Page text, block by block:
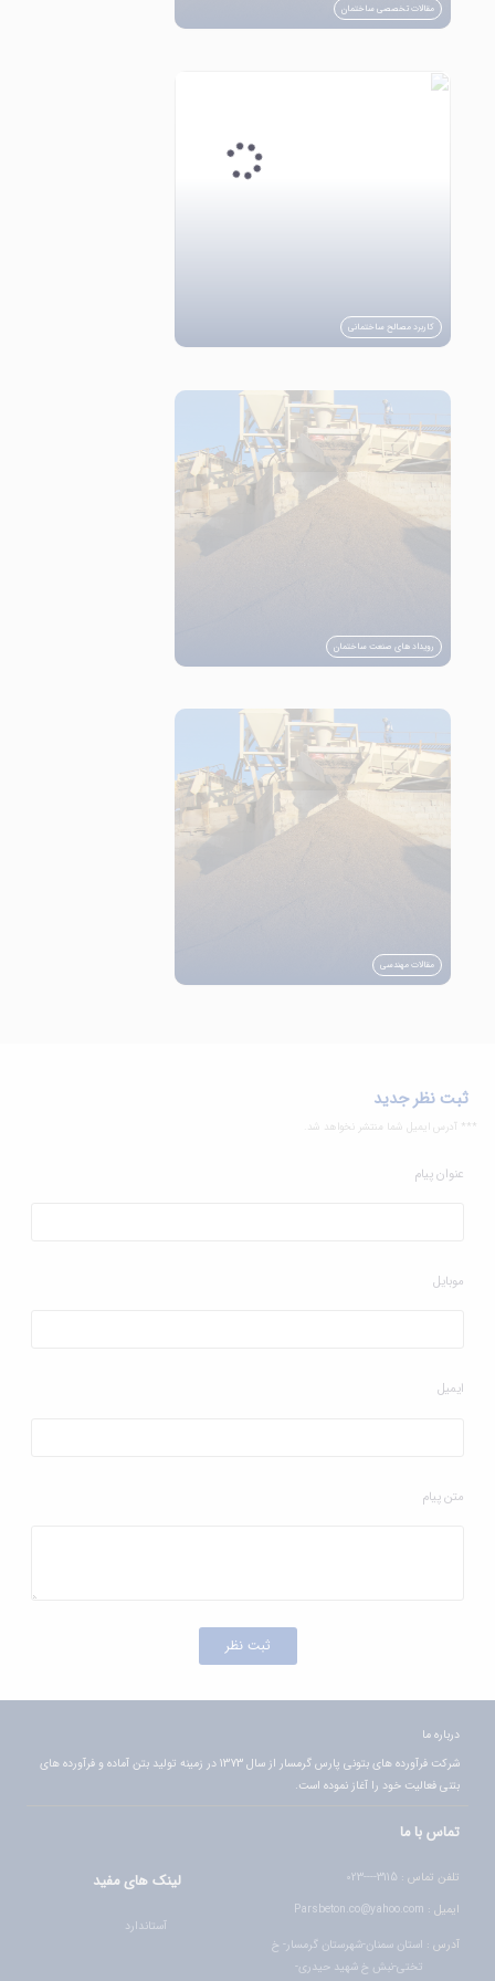
مقالات تخصصی ساختمان
کاربرد مصالح ساختمانی
رویداد های صنعت ساختمان
مقالات مهندسی
ثبت نظر جدید
*** آدرس ایمیل شما منتشر نخواهد شد.
عنوان پیام
موبایل
ایمیل
متن پیام
ثبت نظر
درباره ما
شرکت فرآورده های بتونی پارس گرمسار از سال 1373 در زمينه توليد بتن آماده و فرآورده هاي
بتني فعاليت خود را آغاز نموده است.
تماس با ما
تلفن تماس : 3115----023
ایمیل : Parsbeton.co@yahoo.com
آدرس : استان سمنان-شهرستان گرمسار- خ
تختی-نبش خ شهید حیدری-
لینک های مفید
آستاندارد